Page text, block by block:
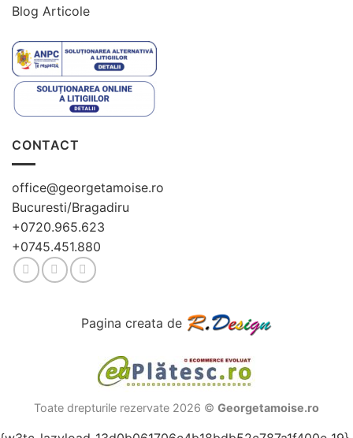
Blog Articole
CONTACT
office@georgetamoise.ro
Bucuresti/Bragadiru
+0720.965.623
+0745.451.880
Pagina creata de
Toate drepturile rezervate 2026 © Georgetamoise.ro